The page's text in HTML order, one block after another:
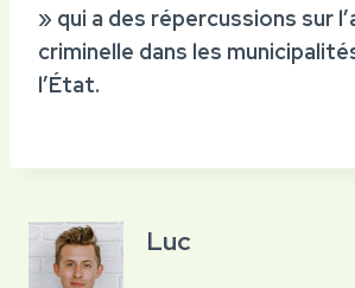
» qui a des répercussions sur
criminelle dans les
l’État.
Luc